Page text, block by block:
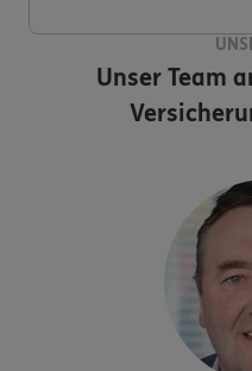
Unser Team